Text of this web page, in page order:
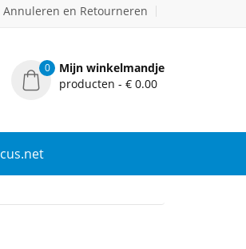
Annuleren en Retourneren
0
Mijn winkelmandje
producten - € 0.00